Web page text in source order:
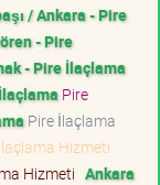
/ Ankara - Pire
- Pire
- Pire İlaçlama
Pire
Pire İlaçlama
Hizmeti
Hizmeti Ankara